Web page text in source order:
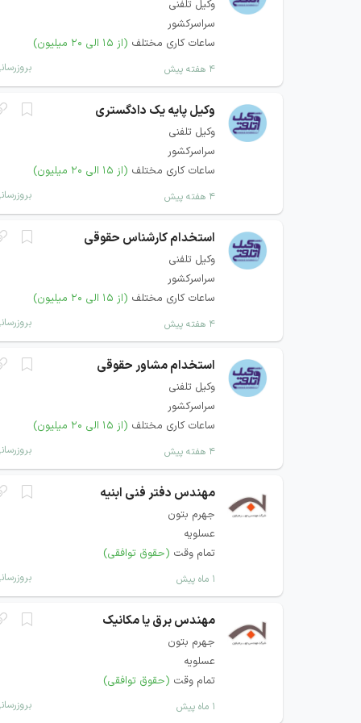
وکیل تلفنی
سراسرکشور
ساعات کاری مختلف (از ۱۵ الی ۲۰ میلیون)
۴ هفته پیش
وکیل پایه یک دادگستری
وکیل تلفنی
سراسرکشور
ساعات کاری مختلف (از ۱۵ الی ۲۰ میلیون)
۴ هفته پیش
استخدام کارشناس حقوقی
وکیل تلفنی
سراسرکشور
ساعات کاری مختلف (از ۱۵ الی ۲۰ میلیون)
۴ هفته پیش
استخدام مشاور حقوقی
وکیل تلفنی
سراسرکشور
ساعات کاری مختلف (از ۱۵ الی ۲۰ میلیون)
۴ هفته پیش
مهندس دفتر فنی ابنیه
جهرم بتون
عسلویه
تمام وقت (حقوق توافقی)
۱ ماه پیش
مهندس برق یا مکانیک
جهرم بتون
عسلویه
تمام وقت (حقوق توافقی)
۱ ماه پیش